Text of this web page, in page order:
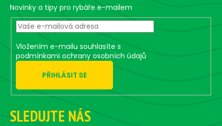
10
G
2,43
Novinky a tipy pro rybáře e-mailem
Vložením e-mailu souhlasíte s
podmínkami ochrany osobních údajů
PŘIHLÁSIT SE
SLEDUJTE NÁS